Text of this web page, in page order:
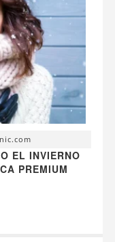
EL INVIERNO
PREMIUM